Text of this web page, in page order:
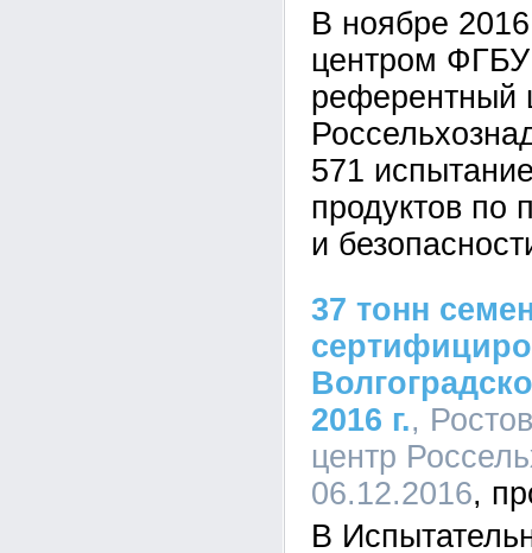
В ноябре
центром ФГБУ
референтный
571
продуктов по
и
37 тонн
2016 г.,
центр
06.12.2016
В